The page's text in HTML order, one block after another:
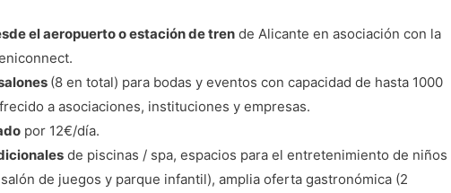
el aeropuerto o estación de tren de Alicante en asociación con la
(8 en total) para bodas y eventos con capacidad de hasta 1000
a asociaciones, instituciones y empresas.
por 12€/día.
de piscinas / spa, espacios para el entretenimiento de niños
de juegos y parque infantil), amplia oferta gastronómica (2